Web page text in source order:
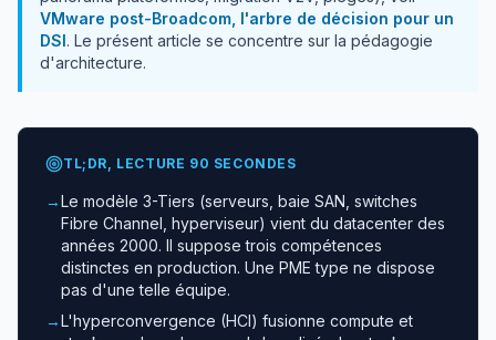
VMware post-Broadcom, l'arbre de décision pour un
DSI. Le présent article se concentre sur la pédagogie
d'architecture.
TL;DR, LECTURE 90 SECONDES
→Le modèle 3-Tiers (serveurs, baie SAN, switches
Fibre Channel, hyperviseur) vient du datacenter des
années 2000. Il suppose trois compétences
distinctes en production. Une PME type ne dispose
pas d'une telle équipe.
→L'hyperconvergence (HCI) fusionne compute et